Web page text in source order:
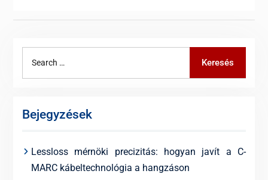
Keresés
Bejegyzések
Lessloss mérnöki precizitás: hogyan javít a C-
MARC kábeltechnológia a hangzáson